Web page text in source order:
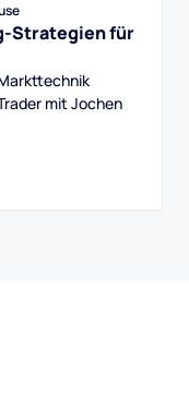
Strategien für
mit Jochen